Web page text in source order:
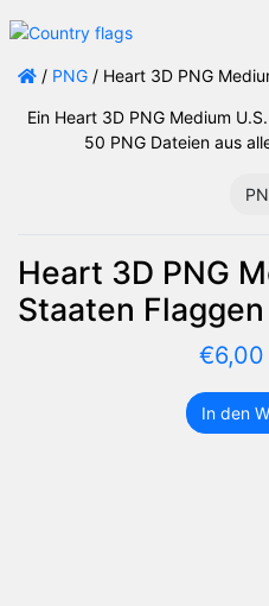
/ PNG / Heart 3D PNG
Ein Heart 3D PNG Medium
50 PNG Dateien aus
Heart 3D PNG
Staaten
€6,00
Heart
In den